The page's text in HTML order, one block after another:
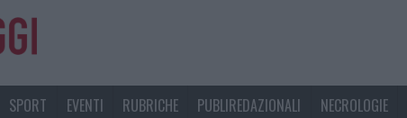
SPORT EVENTI RUBRICHE PUBLIREDAZIONALI NECROLOGIE